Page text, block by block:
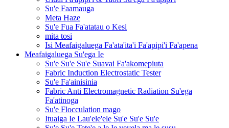
Su'e Faamauga
Meta Haze
Su'e Fua Fa'atatau o Kesi
mita tosi
Isi Meafaigaluega Fa'ata'ita'i Fa'apipi'i Fa'apena
Meafaigaluega Su'ega Ie
Su'e Su'e Su'e Suavai Fa'akomepiuta
Fabric Induction Electrostatic Tester
Su'e Fa'ainisinia
Fabric Anti Electromagnetic Radiation Su'ega
Fa'atinoga
Su'e Flocculation mago
Ituaiga Ie Lau'ele'ele Su'e Su'e Su'e